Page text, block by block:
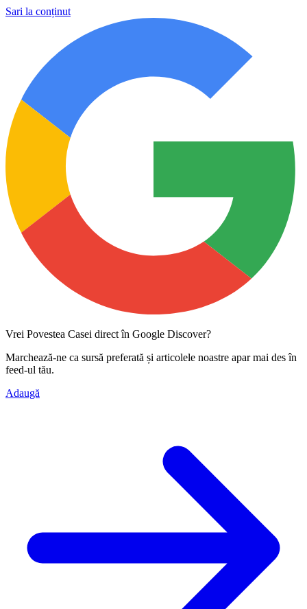
Sari la conținut
Vrei Povestea Casei direct în Google Discover?
Marchează-ne ca sursă preferată și articolele noastre apar mai des în
feed-ul tău.
Adaugă